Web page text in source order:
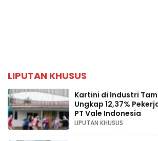
LIPUTAN KHUSUS
Kartini di Industri
Ungkap 12,37%
PT Vale Indonesia
LIPUTAN KHUSUS